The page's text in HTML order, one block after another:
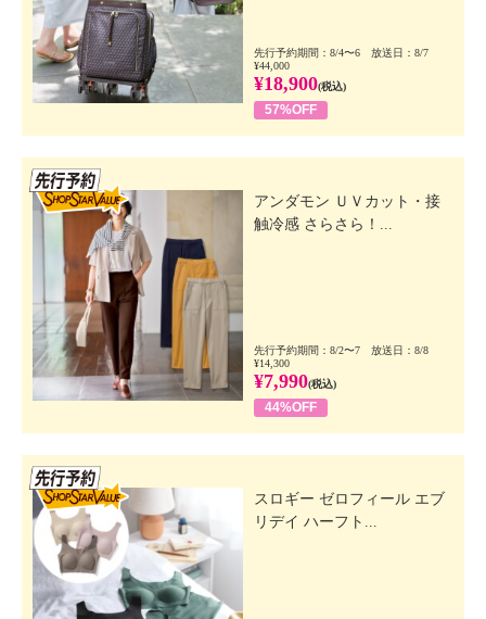
先行予約期間：8/4〜6 放送日：8/7
¥44,000
¥18,900(税込)
57%OFF
アンダモン ＵＶカット・接
触冷感 さらさら！...
先行予約期間：8/2〜7 放送日：8/8
¥14,300
¥7,990(税込)
44%OFF
スロギー ゼロフィール エブ
リデイ ハーフト...